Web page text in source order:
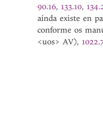
90.16, 133.10,
aínda existe en
conforme os
<uos> AV),